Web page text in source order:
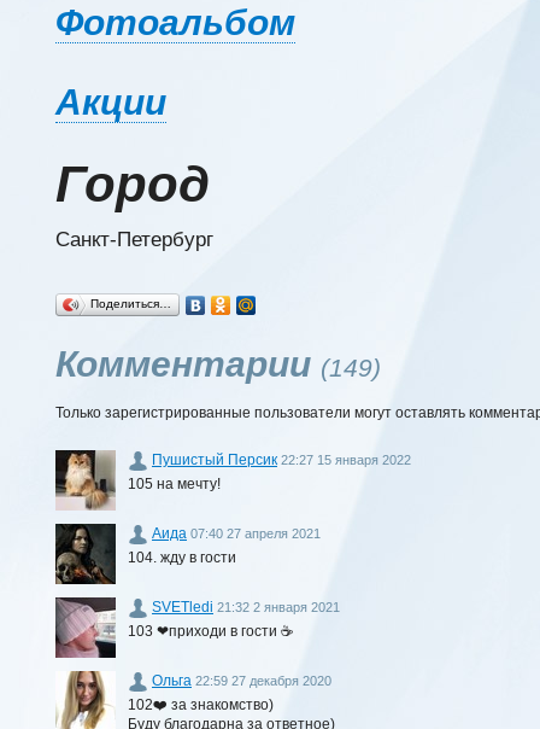
Фотоальбом
Акции
Город
Санкт-Петербург
Поделиться…
Комментарии (149)
Только зарегистрированные пользователи могут оставлять
Пушистый Персик 22:27 15 января 2022
105 на мечту!
Аида 07:40 27 апреля 2021
104. жду в гости
SVETledi 21:32 2 января 2021
103 ❤приходи в гости ☕
Ольга 22:59 27 декабря 2020
102❤️ за знакомство)
Буду благодарна за ответное)